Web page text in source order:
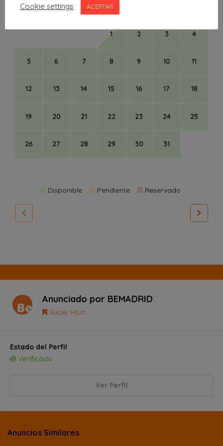
1 2 3 4
5 6 7 8 9 10 11
12 13 14 15 16 17 18
19 20 21 22 23 24 25
26 27 28 29 30 31
Disponible Pendiente Reservado
Anunciado por BEMADRID
Super Host
Estado del Perfil
Verificado
Ver Perfil
Anuncios Similares
Cookie settings
ACEPTAR